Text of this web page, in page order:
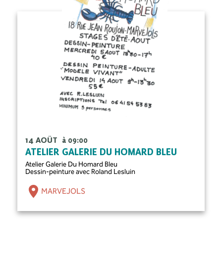
14 AOÛT à 09:00
ATELIER GALERIE DU HOMARD BLEU
Atelier Galerie Du Homard Bleu
Dessin-peinture avec Roland Lesluin
MARVEJOLS